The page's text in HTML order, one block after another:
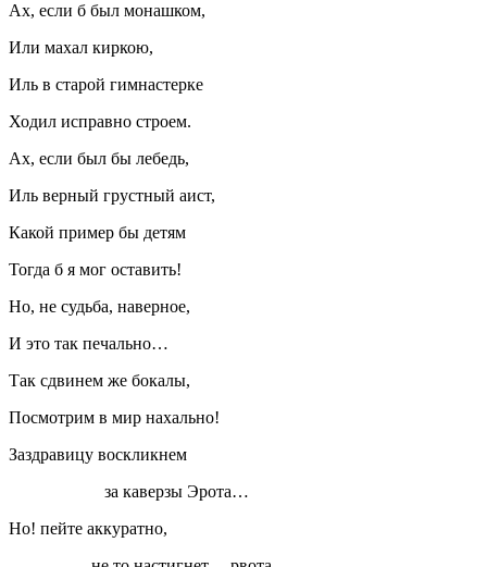
Ах, если б был монашком,
Или махал киркою,
Иль в старой гимнастерке
Ходил исправно строем.
Ах, если был бы лебедь,
Иль верный грустный аист,
Какой пример бы детям
Тогда б я мог оставить!
Но, не судьба, наверное,
И это так печально…
Так сдвинем же бокалы,
Посмотрим в мир нахально!
Заздравицу воскликнем
за каверзы Эрота…
Но! пейте аккуратно,